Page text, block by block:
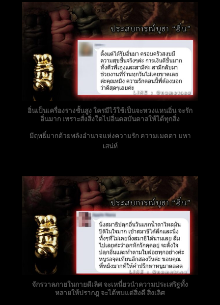
อิ่นเป็นเครื่องรางชั้นสูง ใครมีไว้ใช้เป็นจะหวงแหนอิ่น จะรัก
อิ่นมาก เพราะสั่งสิ่งใดไปอิ่นดลบันดาลให้ได้ทุกสิ่ง
มีฤทธิ์มากด้วยพลังอำนาจแห่งความรัก ความเมตตา มหา
เสน่ห์
จักรวาลภายในกายดีเลิศ จะเหนี่ยวนำความประเสริฐทั้ง
หลายให้ปรากฎ จะได้พบแต่สิ่งดี สิ่งเลิศ